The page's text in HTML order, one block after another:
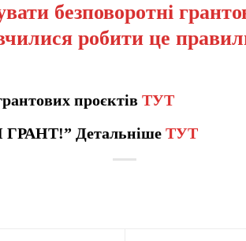
безповоротні
робити це
проєктів ТУТ
Детальніше ТУТ